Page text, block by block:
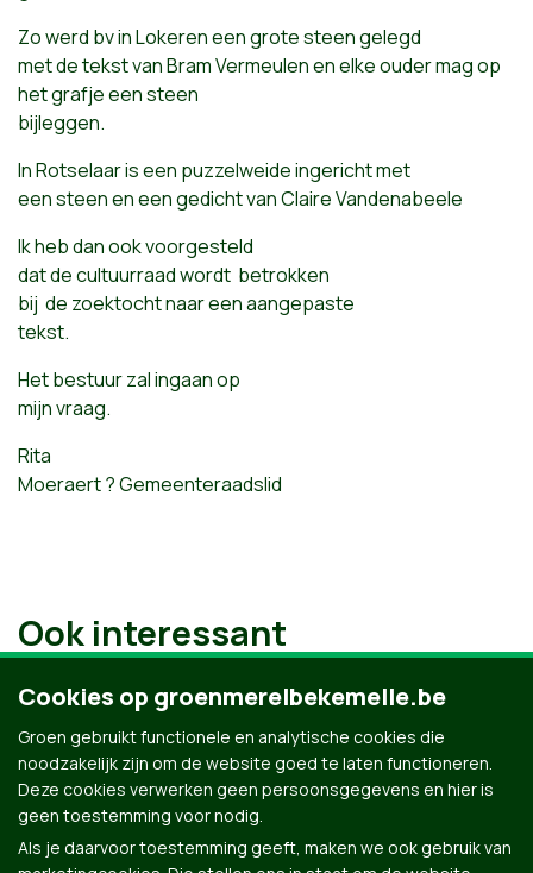
Zo werd bv in Lokeren een grote steen gelegd
met de tekst van Bram Vermeulen en elke ouder mag op
het grafje een steen
bijleggen.
In Rotselaar is een puzzelweide ingericht met
een steen en een gedicht van Claire Vandenabeele
Ik heb dan ook voorgesteld
dat de cultuurraad wordt betrokken
bij de zoektocht naar een aangepaste
tekst.
Het bestuur zal ingaan op
mijn vraag.
Rita
Moeraert ? Gemeenteraadslid
Ook interessant
Cookies op groenmerelbekemelle.be
Groen gebruikt functionele en analytische cookies die
noodzakelijk zijn om de website goed te laten functioneren.
Deze cookies verwerken geen persoonsgegevens en hier is
geen toestemming voor nodig.
Als je daarvoor toestemming geeft, maken we ook gebruik van